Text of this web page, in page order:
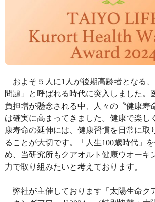
およそ５人に1人が後期高齢者となる
問題」と呼ばれる時代に突入しました。
負担増が懸念される中、人々の〝健康寿
は確実に高まってきました。健康で楽し
康寿命の延伸には、健康習慣を日常に取
ることが大切です。「人生100歳時代」
め、当研究所もクアオルト健康ウオーキ
力で取り組みたいと考えております。
弊社が主催しております「太陽生命ク